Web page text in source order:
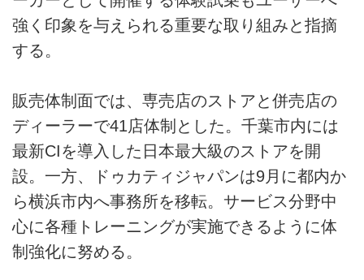
強く印象を与えられる重要な取り組みと指摘
する。
販売体制面では、専売店のストアと併売店の
ディーラーで41店体制とした。千葉市内には
最新CIを導入した日本最大級のストアを開
設。一方、ドゥカティジャパンは9月に都内か
ら横浜市内へ事務所を移転。サービス分野中
心に各種トレーニングが実施できるように体
制強化に努める。